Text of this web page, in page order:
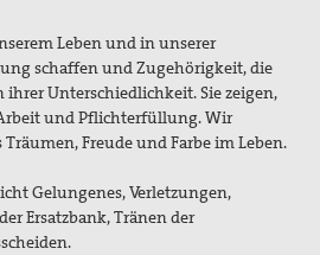
Leben und in unserer
schaffen und Zugehörigkeit, die
Unterschiedlichkeit. Sie zeigen,
und Pflichterfüllung. Wir
Träumen, Freude und Farbe im Leben.
Gelungenes, Verletzungen,
Ersatzbank, Tränen der